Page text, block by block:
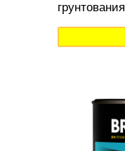
грунтования